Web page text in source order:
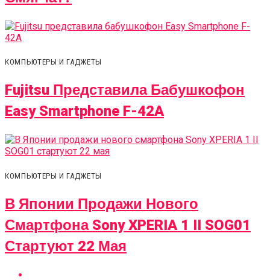
КОМПЬЮТЕРЫ И ГАДЖЕТЫ
Fujitsu Представила Бабушкофон
Easy Smartphone F-42A
КОМПЬЮТЕРЫ И ГАДЖЕТЫ
В Японии Продажи Нового
Смартфона Sony XPERIA 1 II SOG01
Стартуют 22 Мая